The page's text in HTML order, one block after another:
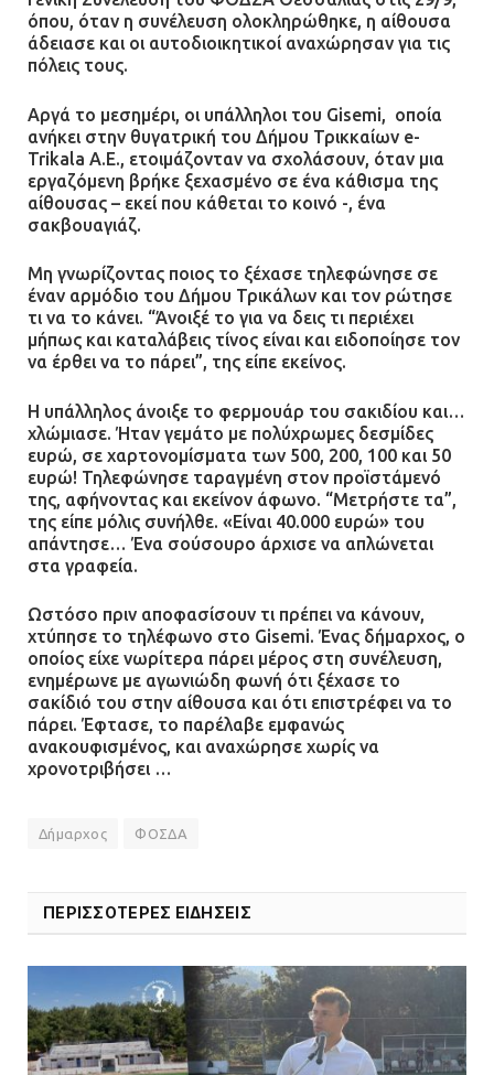
όπου, όταν η συνέλευση ολοκληρώθηκε, η αίθουσα
άδειασε και οι αυτοδιοικητικοί αναχώρησαν για τις
πόλεις τους.
Αργά το μεσημέρι, οι υπάλληλοι του Gisemi, οποία
ανήκει στην θυγατρική του Δήμου Τρικκαίων e-
Trikala A.E., ετοιμάζονταν να σχολάσουν, όταν μια
εργαζόμενη βρήκε ξεχασμένο σε ένα κάθισμα της
αίθουσας – εκεί που κάθεται το κοινό -, ένα
σακβουαγιάζ.
Μη γνωρίζοντας ποιος το ξέχασε τηλεφώνησε σε
έναν αρμόδιο του Δήμου Τρικάλων και τον ρώτησε
τι να το κάνει. “Άνοιξέ το για να δεις τι περιέχει
μήπως και καταλάβεις τίνος είναι και ειδοποίησε τον
να έρθει να το πάρει”, της είπε εκείνος.
Η υπάλληλος άνοιξε το φερμουάρ του σακιδίου και…
χλώμιασε. Ήταν γεμάτο με πολύχρωμες δεσμίδες
ευρώ, σε χαρτονομίσματα των 500, 200, 100 και 50
ευρώ! Τηλεφώνησε ταραγμένη στον προϊστάμενό
της, αφήνοντας και εκείνον άφωνο. “Μετρήστε τα”,
της είπε μόλις συνήλθε. «Είναι 40.000 ευρώ» του
απάντησε… Ένα σούσουρο άρχισε να απλώνεται
στα γραφεία.
Ωστόσο πριν αποφασίσουν τι πρέπει να κάνουν,
χτύπησε το τηλέφωνο στο Gisemi. Ένας δήμαρχος, ο
οποίος είχε νωρίτερα πάρει μέρος στη συνέλευση,
ενημέρωνε με αγωνιώδη φωνή ότι ξέχασε το
σακίδιό του στην αίθουσα και ότι επιστρέφει να το
πάρει. Έφτασε, το παρέλαβε εμφανώς
ανακουφισμένος, και αναχώρησε χωρίς να
χρονοτριβήσει …
Δήμαρχος ΦΟΣΔΑ
ΠΕΡΙΣΣΟΤΕΡΕΣ ΕΙΔΗΣΕΙΣ